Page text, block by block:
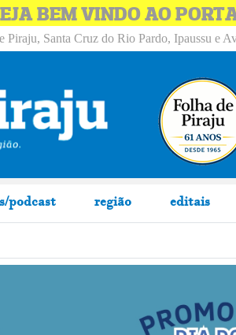
BEM VINDO AO
Piraju, Santa Cruz do Rio Pardo, Ipaussu e
podcast região editais